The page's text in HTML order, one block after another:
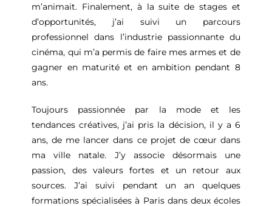
m’animait. Finalement, à la suite de stages et
d’opportunités, j’ai suivi un parcours
professionnel dans l’industrie passionnante du
cinéma, qui m’a permis de faire mes armes et de
gagner en maturité et en ambition pendant 8
ans.
Toujours passionnée par la mode et les
tendances créatives, j’ai pris la décision, il y a 6
ans, de me lancer dans ce projet de cœur dans
ma ville natale. J’y associe désormais une
passion, des valeurs fortes et un retour aux
sources. J’ai suivi pendant un an quelques
formations spécialisées à Paris dans deux écoles